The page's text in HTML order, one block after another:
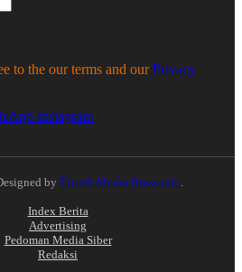
to the our terms and ourPrivacy
Instagram
by Tristek Media Kreasindo.
Index Berita
Advertising
Pedoman Media Siber
Redaksi